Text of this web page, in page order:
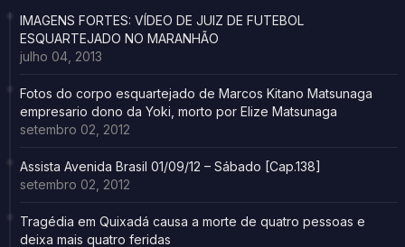
IMAGENS FORTES: VÍDEO DE JUIZ DE FUTEBOL
ESQUARTEJADO NO MARANHÃO
julho 04, 2013
Fotos do corpo esquartejado de Marcos Kitano Matsunaga
empresario dono da Yoki, morto por Elize Matsunaga
setembro 02, 2012
Assista Avenida Brasil 01/09/12 – Sábado [Cap.138]
setembro 02, 2012
Tragédia em Quixadá causa a morte de quatro pessoas e
deixa mais quatro feridas